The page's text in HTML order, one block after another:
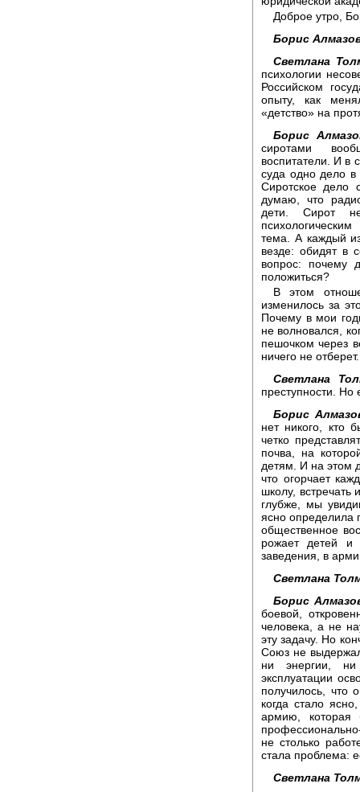
Доброе утро,
Борис
Светлана
психологии
Российском
опыту, как
«детство» на
Борис
сиротами
воспитатели. И в
суда одно дело в
Сиротское дело
думаю, что
дети. Сирот
тема. А каждый
везде: обидят в
вопрос: почему
положиться?
В этом
изменилось за
Почему в мои
не волновался,
пешочком через
ничего не отберет.
Светлана
преступности. Но
Борис
нет никого, кто
четко
почва, на
детям. И на этом
что огорчает
школу,
глубже, мы
ясно определила
общественное
рожает детей
заведения, в
Светлана
Борис
боевой,
человека, а не
эту задачу. Но
Союз не
ни энергии, ни
эксплуатации
получилось, что
когда стало
армию, которая
не столько
стала проблема:
Светлана